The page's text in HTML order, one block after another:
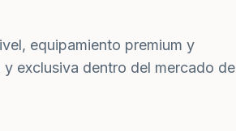
equipamiento premium y
exclusiva dentro del mercado de